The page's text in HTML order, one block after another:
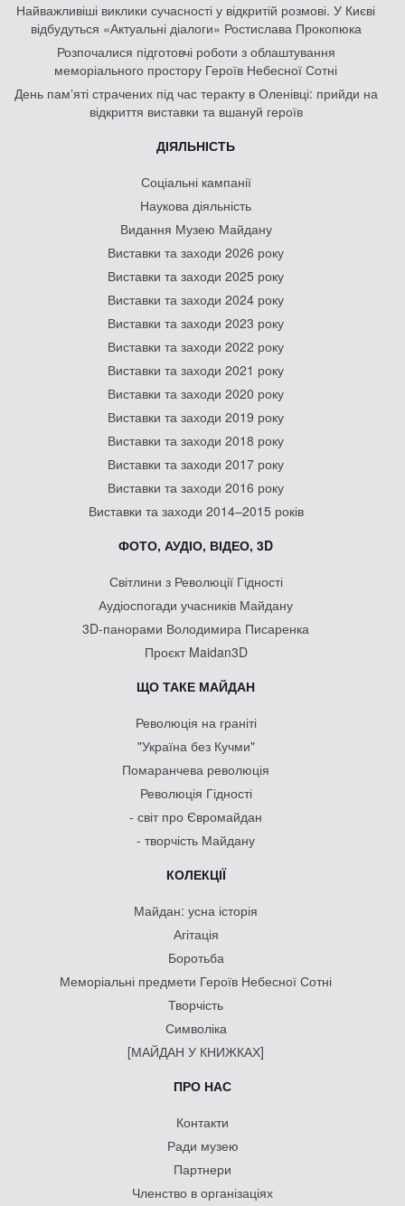
Найважливіші виклики сучасності у відкритій розмові. У Києві
відбудуться «Актуальні діалоги» Ростислава Прокопюка
Розпочалися підготовчі роботи з облаштування
меморіального простору Героїв Небесної Сотні
День памʼяті страчених під час теракту в Оленівці: прийди на
відкриття виставки та вшануй героїв
ДІЯЛЬНІСТЬ
Соціальні кампанії
Наукова діяльність
Видання Музею Майдану
Виставки та заходи 2026 року
Виставки та заходи 2025 року
Виставки та заходи 2024 року
Виставки та заходи 2023 року
Виставки та заходи 2022 року
Виставки та заходи 2021 року
Виставки та заходи 2020 року
Виставки та заходи 2019 року
Виставки та заходи 2018 року
Виставки та заходи 2017 року
Виставки та заходи 2016 року
Виставки та заходи 2014–2015 років
ФОТО, АУДІО, ВІДЕО, 3D
Світлини з Революції Гідності
Аудіоспогади учасників Майдану
3D-панорами Володимира Писаренка
Проєкт Maidan3D
ЩО ТАКЕ МАЙДАН
Революція на граніті
"Україна без Кучми"
Помаранчева революція
Революція Гідності
- світ про Євромайдан
- творчість Майдану
КОЛЕКЦІЇ
Майдан: усна історія
Агітація
Боротьба
Меморіальні предмети Героїв Небесної Сотні
Творчість
Символіка
[МАЙДАН У КНИЖКАХ]
ПРО НАС
Контакти
Ради музею
Партнери
Членство в організаціях